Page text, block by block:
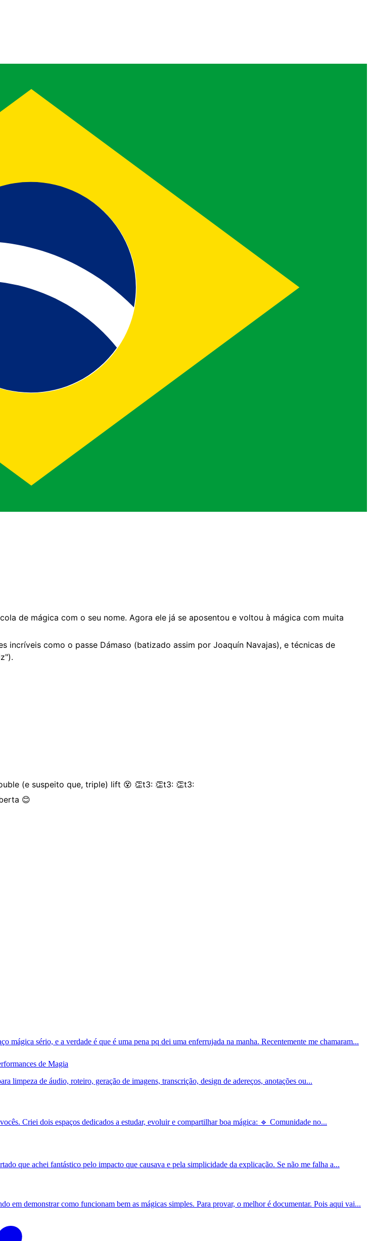
de mágica com o seu nome. Agora ele já se aposentou e voltou à mágica com muita
incríveis como o passe Dámaso (batizado assim por Joaquín Navajas), e técnicas de
(e suspeito que, triple) lift 😵 👏t3: 👏t3: 👏t3:
😊
mágica sério, e a verdade é que é uma pena pq dei uma enferrujada na manha. Recentemente me chamaram...
de Magia
limpeza de áudio, roteiro, geração de imagens, transcrição, design de adereços, anotações ou...
Criei dois espaços dedicados a estudar, evoluir e compartilhar boa mágica: 🔹 Comunidade no...
que achei fantástico pelo impacto que causava e pela simplicidade da explicação. Se não me falha a...
em demonstrar como funcionam bem as mágicas simples. Para provar, o melhor é documentar. Pois aqui vai...